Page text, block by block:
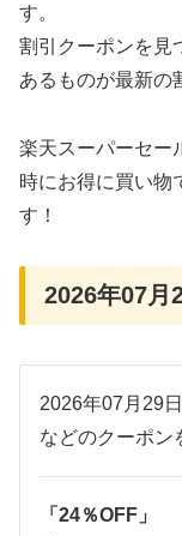
す。
割引クーポンを見
あるものが最新の
楽天スーパーセー
時にお得に買い物
す！
2026年07月
2026年07月29
などのクーポン
「24％OFF」